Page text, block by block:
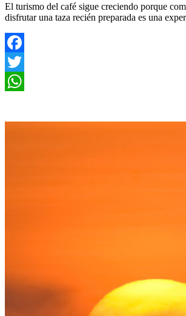
El turismo del café sigue creciendo porque
disfrutar una taza recién preparada es una
Facebook
Twitter